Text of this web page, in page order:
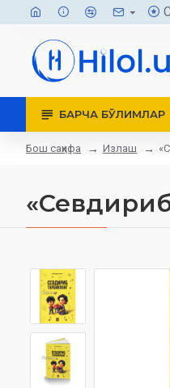
БАРЧА БЎЛИМЛАР
Бош саҳифа Излаш